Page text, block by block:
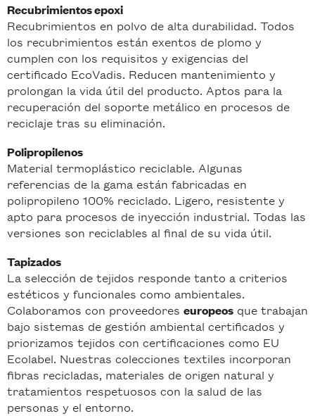
Recubrimientos epoxi
Recubrimientos en polvo de alta durabilidad. Todos
los recubrimientos están exentos de plomo y
cumplen con los requisitos y exigencias del
certificado EcoVadis. Reducen mantenimiento y
prolongan la vida útil del producto. Aptos para la
recuperación del soporte metálico en procesos de
reciclaje tras su eliminación.
Polipropilenos
Material termoplástico reciclable. Algunas
referencias de la gama están fabricadas en
polipropileno 100% reciclado. Ligero, resistente y
apto para procesos de inyección industrial. Todas las
versiones son reciclables al final de su vida útil.
Tapizados
La selección de tejidos responde tanto a criterios
estéticos y funcionales como ambientales.
Colaboramos con proveedores europeos que trabajan
bajo sistemas de gestión ambiental certificados y
priorizamos tejidos con certificaciones como EU
Ecolabel. Nuestras colecciones textiles incorporan
fibras recicladas, materiales de origen natural y
tratamientos respetuosos con la salud de las
personas y el entorno.